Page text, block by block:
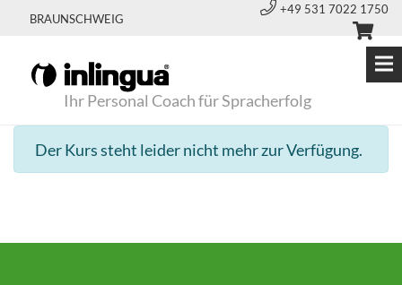
BRAUNSCHWEIG
+49 531 7022 1750
Ihr Personal Coach für Spracherfolg
Der Kurs steht leider nicht mehr zur Verfügung.